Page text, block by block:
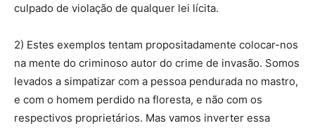
culpado de violação de qualquer lei lícita.
2) Estes exemplos tentam propositadamente colocar-nos
na mente do criminoso autor do crime de invasão. Somos
levados a simpatizar com a pessoa pendurada no mastro,
e com o homem perdido na floresta, e não com os
respectivos proprietários. Mas vamos inverter essa